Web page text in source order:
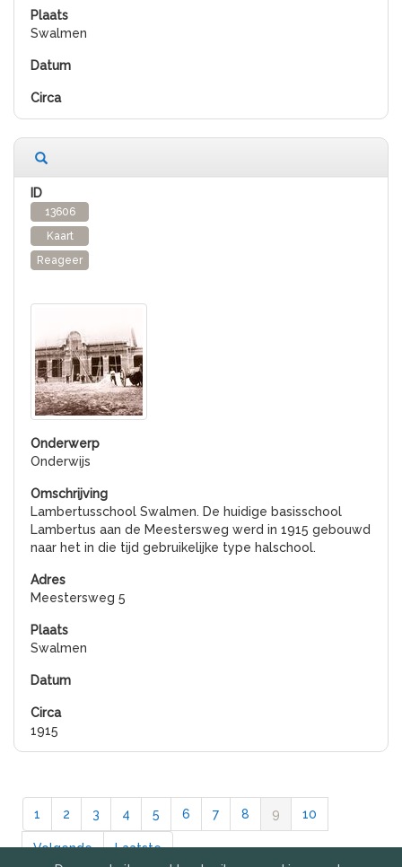
Swalmen
13606
Kaart
Reageer
Onderwijs
Lambertusschool Swalmen. De huidige basisschool
Lambertus aan de Meestersweg werd in 1915 gebouwd
naar het in die tijd gebruikelijke type halschool.
Meestersweg 5
Swalmen
1915
1 2 3 4 5 6 7 8 9 10
Volgende
Laatste